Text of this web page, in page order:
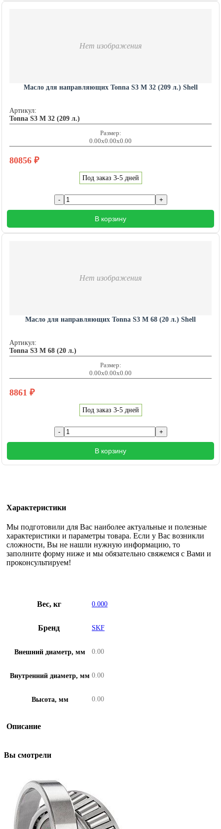
Нет изображения
Масло для направляющих Tonna S3 M 32 (209 л.) Shell
Артикул:
Tonna S3 M 32 (209 л.)
Размер:
0.00x0.00x0.00
80856 ₽
Под заказ 3-5 дней
В корзину
Нет изображения
Масло для направляющих Tonna S3 M 68 (20 л.) Shell
Артикул:
Tonna S3 M 68 (20 л.)
Размер:
0.00x0.00x0.00
8861 ₽
Под заказ 3-5 дней
В корзину
Характеристики
Мы подготовили для Вас наиболее актуальные и полезные
характеристики и параметры товара. Если у Вас возникли
сложности, Вы не нашли нужную информацию, то
заполните форму ниже и мы обязательно свяжемся с Вами и
проконсультируем!
Вес, кг 0.000
Бренд SKF
Внешний диаметр, мм 0.00
Внутренний диаметр, мм 0.00
Высота, мм 0.00
Описание
Вы смотрели